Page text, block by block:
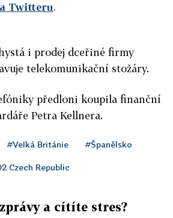
Twitteru.
i prodej dceřiné firmy
telekomunikační stožáry.
předloni koupila finanční
Petra Kellnera.
#Velká Británie #Španělsko
Czech Republic
a cítíte stres?